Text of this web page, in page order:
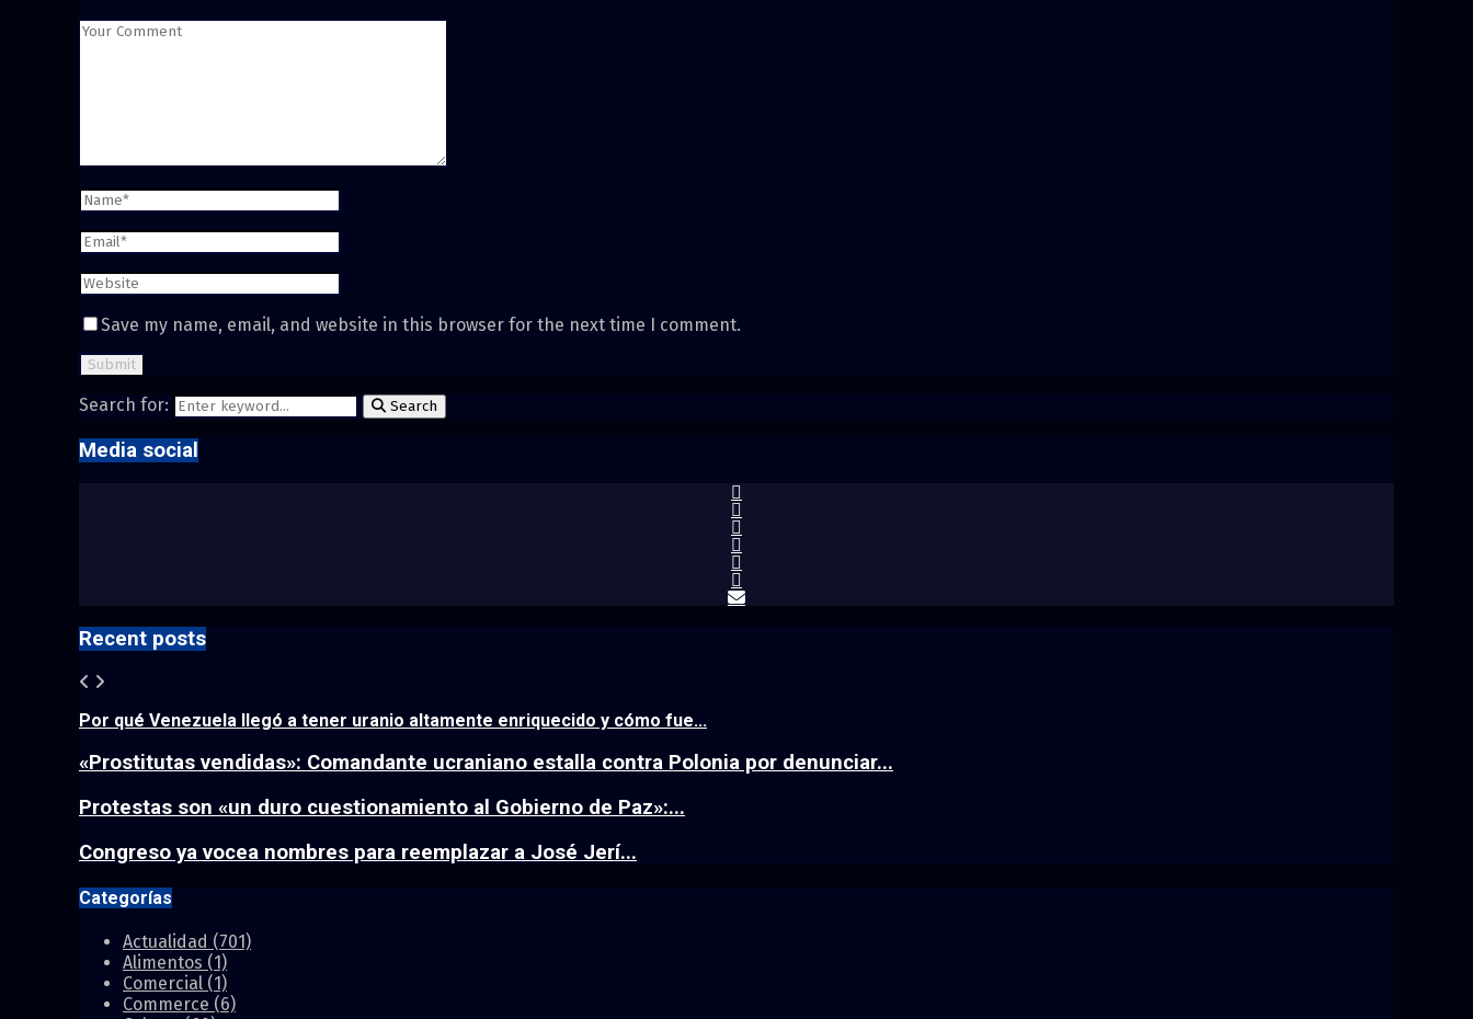
Save my name, email, and website in this browser for the next time I comment.
Search for: Search
Media social
Recent posts
Por qué Venezuela llegó a tener uranio altamente enriquecido y cómo fue...
«Prostitutas vendidas»: Comandante ucraniano estalla contra Polonia por denunciar...
Protestas son «un duro cuestionamiento al Gobierno de Paz»:...
Congreso ya vocea nombres para reemplazar a José Jerí...
Categorías
Actualidad (701)
Alimentos (1)
Comercial (1)
Commerce (6)